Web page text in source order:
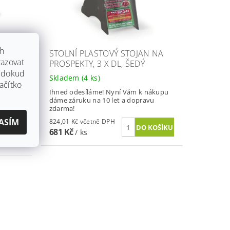
X
STOLNÍ PLASTOVÝ STOJAN NA
PROSPEKTY, 3 X DL, ŠEDÝ
Skladem(4 ks)
Ihned odesíláme! Nyní Vám k nákupu
dáme záruku na 10 let a dopravu
zdarma!
824,01 Kč včetně DPH
681 Kč/ ks